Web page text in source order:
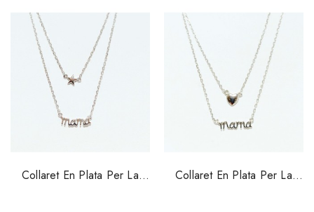
Collaret En Plata Per La
Collaret En Plata Per La